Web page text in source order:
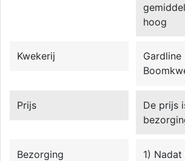
hoog
Kwekerij
Gardline
Prijs
De prijs
Bezorging
1)